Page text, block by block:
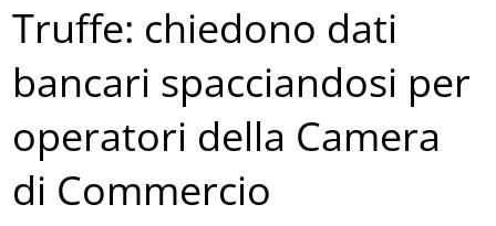
Truffe: chiedono dati
bancari spacciandosi per
operatori della Camera
di Commercio